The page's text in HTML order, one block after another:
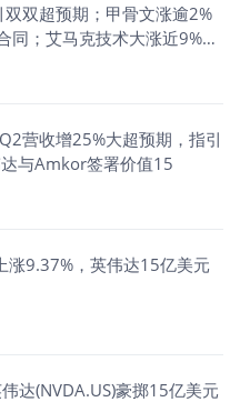
双超预期；甲骨文涨逾2%
同；艾马克技术大涨近9%与
营收增25%大超预期，指引
与Amkor签署价值15
涨9.37%，英伟达15亿美元
达(NVDA.US)豪掷15亿美元